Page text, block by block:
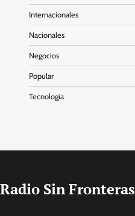
Internacionales
Nacionales
Negocios
Popular
Tecnologia
Radio Sin Fronteras